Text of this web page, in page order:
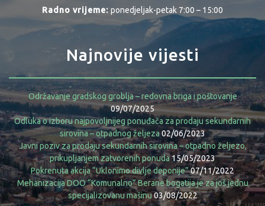
Radno vrijeme: ponedjeljak-petak 7:00 – 15:00
Najnovije vijesti
Održavanje gradskog groblja – redovna briga i poštovanje
09/07/2025
Odluka o izboru najpovoljnijeg ponuđača za prodaju sekundarnih
sirovina – otpadnog željeza02/06/2023
Javni poziv za prodaju sekundarnih sirovina – otpadno željezo,
prikupljanjem zatvorenih ponuda15/05/2023
Pokrenuta akcija “Uklonimo divlje deponije”07/11/2022
Mehanizacija DOO “Komunalno” Berane bogatija je za još jednu
specijalizovanu mašinu03/08/2022